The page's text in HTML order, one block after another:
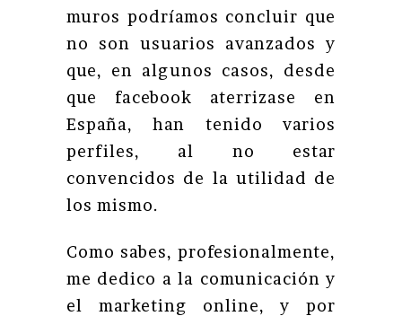
muros podríamos concluir que
no son usuarios avanzados y
que, en algunos casos, desde
que facebook aterrizase en
España, han tenido varios
perfiles, al no estar
convencidos de la utilidad de
los mismo.
Como sabes, profesionalmente,
me dedico a la comunicación y
el marketing online, y por